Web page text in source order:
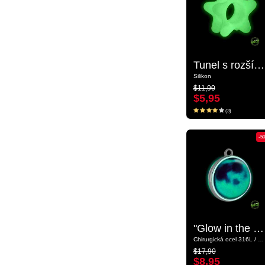
Tunel s rozšířenými konci ve tvaru hvězdy „Zářící ve tmě“ (silikon, různé barvy)
Silikon
$11,90
$5,95
Tunel s rozšířenými konci ve tvaru hvězdy „Zářící ve tmě“ (silikon, různé barvy)
Silikon
$11,90
$5,95
(3)
-50%
"Glow in the Dark" pendant s designem planeta
Chirurgická ocel 316L / Sklo
$17,90
$8,95
-
"Glow in the Dark" pendant s designem planeta
$17,90
$8,95